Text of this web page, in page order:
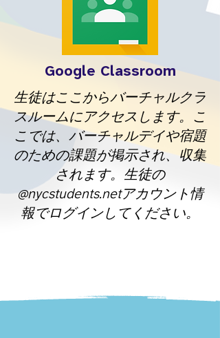
Google Classroom
生徒はここからバーチャルクラ
スルームにアクセスします。こ
こでは、バーチャルデイや宿題
のための課題が掲示され、収集
されます。生徒の
@nycstudents.netアカウント情
報でログインしてください。